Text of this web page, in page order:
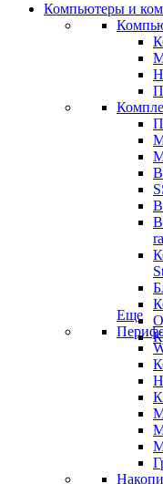
Компьютеры и
Еще